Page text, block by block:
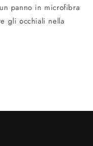
panno in microfibra
gli occhiali nella